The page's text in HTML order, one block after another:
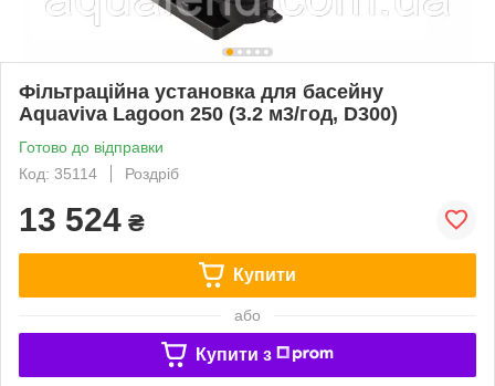
Фільтраційна установка для басейну
Aquaviva Lagoon 250 (3.2 м3/год, D300)
Готово до відправки
Код: 35114
Роздріб
13 524 ₴
Купити
або
Купити з